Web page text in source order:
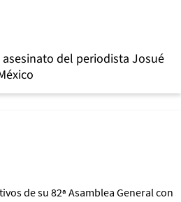
asesinato del periodista Josué